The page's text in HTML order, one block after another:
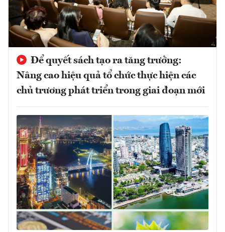
Để quyết sách tạo ra tăng trưởng:
Nâng cao hiệu quả tổ chức thực hiện các
chủ trương phát triển trong giai đoạn mới